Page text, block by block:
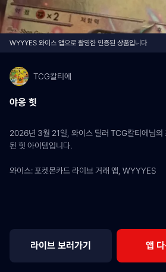
WYYYES 와이스 앱으로 촬영한 인증된 상품입니다
TCG칼티에
야옹 힛
2026년 3월 21일, 와이스 딜러 TCG칼티에님의
된 힛 아이템입니다.
와이스: 포켓몬카드 라이브 거래 앱, WYYYES
라이브 보러가기 앱